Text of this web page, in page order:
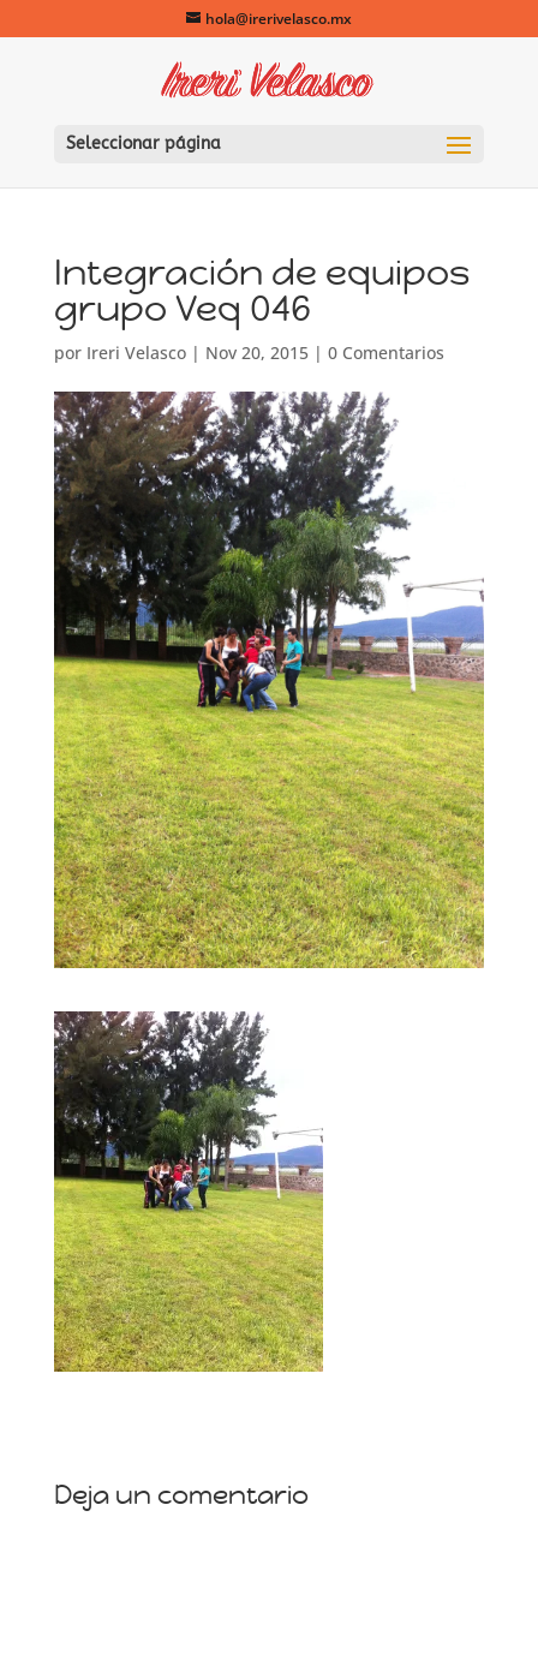
hola@irerivelasco.mx
Seleccionar página
Integración de equipos
grupo Veq 046
por Ireri Velasco| Nov 20, 2015| 0 Comentarios
Deja un comentario